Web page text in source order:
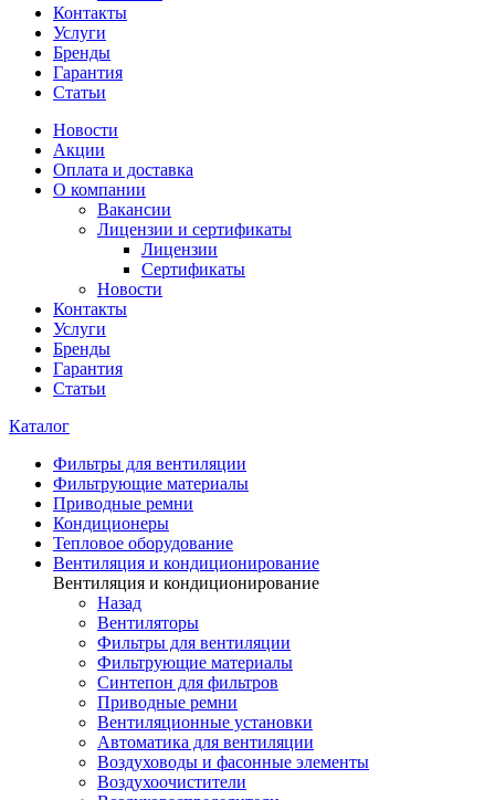
Контакты
Услуги
Бренды
Гарантия
Статьи
Новости
Акции
Оплата и доставка
О компании
Вакансии
Лицензии и сертификаты
Лицензии
Сертификаты
Новости
Контакты
Услуги
Бренды
Гарантия
Статьи
Каталог
Фильтры для вентиляции
Фильтрующие материалы
Приводные ремни
Кондиционеры
Тепловое оборудование
Вентиляция и кондиционирование
Вентиляция и кондиционирование
Назад
Вентиляторы
Фильтры для вентиляции
Фильтрующие материалы
Синтепон для фильтров
Приводные ремни
Вентиляционные установки
Автоматика для вентиляции
Воздуховоды и фасонные элементы
Воздухоочистители